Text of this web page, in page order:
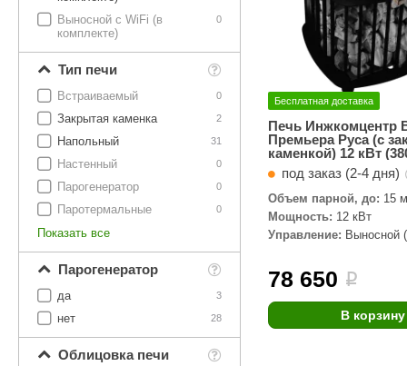
0
Выносной с WiFi (в
комплекте)
Тип печи
0
Встраиваемый
2
Закрытая каменка
31
Напольный
0
Настенный
0
Парогенератор
0
Паротермальные
Показать все
Парогенератор
3
да
28
нет
Облицовка печи
Бесплатная доставка
Печь Инжкомцентр
Премьера Руса (с
каменкой) 12 кВт
под заказ (2-4 дня)
Объем парной, до: 15
Мощность: 12 кВт
Управление: Выносной
78 650 i
В корзину